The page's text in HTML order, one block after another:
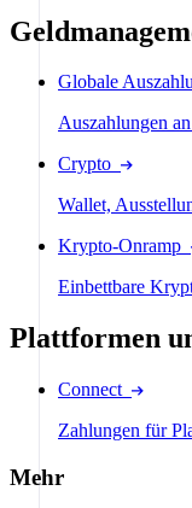
Globale
Auszahlungen
Crypto
Wallet,
Krypto-Onramp
Einbettbare
Plattformen
Connect
Zahlungen für
Mehr